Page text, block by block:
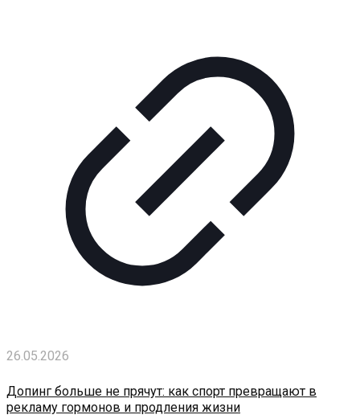
26.05.2026
Допинг больше не прячут: как спорт превращают в
рекламу гормонов и продления жизни